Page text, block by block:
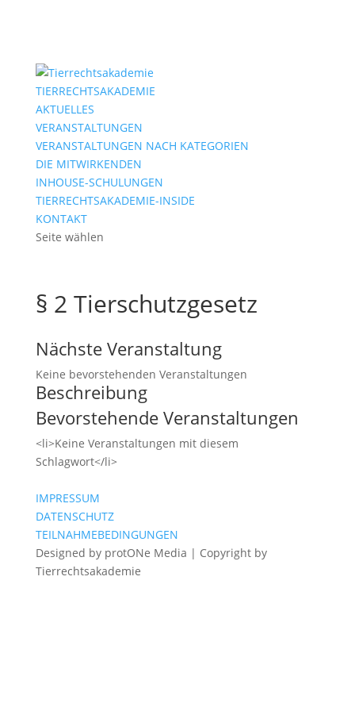
TIERRECHTSAKADEMIE
AKTUELLES
VERANSTALTUNGEN
VERANSTALTUNGEN NACH KATEGORIEN
DIE MITWIRKENDEN
INHOUSE-SCHULUNGEN
TIERRECHTSAKADEMIE-INSIDE
KONTAKT
Seite wählen
§ 2 Tierschutzgesetz
Nächste Veranstaltung
Keine bevorstehenden Veranstaltungen
Beschreibung
Bevorstehende Veranstaltungen
<li>Keine Veranstaltungen mit diesem
Schlagwort</li>
IMPRESSUM
DATENSCHUTZ
TEILNAHMEBEDINGUNGEN
Designed by protONe Media | Copyright by
Tierrechtsakademie